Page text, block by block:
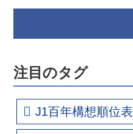
注目のタグ
J1百年構想順位表